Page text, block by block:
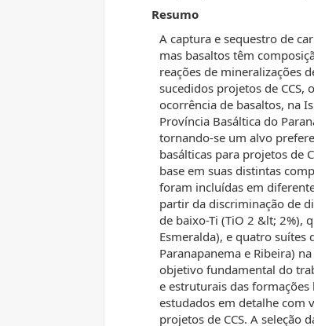
Resumo
A captura e sequestro de
mas basaltos têm
reações de mineralizações
sucedidos projetos de CCS,
ocorrência de basaltos, na
Província Basáltica do
tornando-se um alvo
basálticas para projetos de
base em suas distintas
foram incluídas em
partir da discriminação de
de baixo-Ti (TiO 2 &lt; 2%),
Esmeralda), e quatro suítes
Paranapanema e Ribeira)
objetivo fundamental do
e estruturais das formações
estudados em detalhe com
projetos de CCS. A seleção